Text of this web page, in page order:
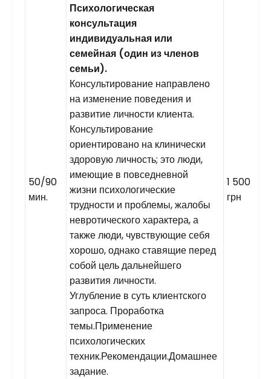
50/90
мин.
Психологическая
консультация
индивидуальная или
семейная (один из членов
семьи).
Консультирование направлено
на изменение поведения и
развитие личности клиента.
Консультирование
ориентировано на клинически
здоровую личность; это люди,
имеющие в повседневной
жизни психологические
трудности и проблемы, жалобы
невротического характера, а
также люди, чувствующие себя
хорошо, однако ставящие перед
собой цель дальнейшего
развития личности.
Углубление в суть клиентского
запроса. Проработка
темы.Применение
психологических
техник.Рекомендации.Домашнее
задание.
1 500
грн